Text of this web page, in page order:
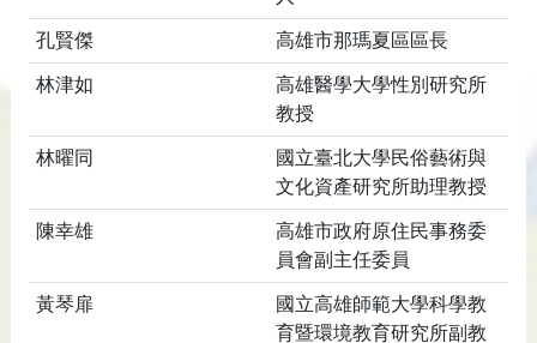
孔賢傑 高雄市那瑪夏區區長
林津如
高雄醫學大學性別研究所
教授
林曜同
國立臺北大學民俗藝術與
文化資產研究所助理教授
陳幸雄
高雄市政府原住民事務委
員會副主任委員
黃琴扉
國立高雄師範大學科學教
育暨環境教育研究所副教